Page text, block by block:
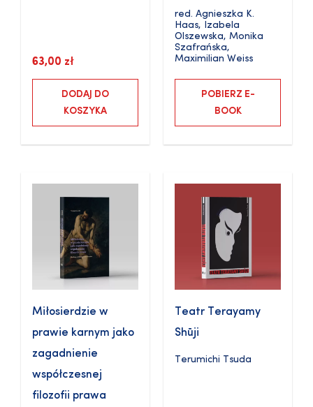
63,00 zł
DODAJ DO
KOSZYKA
red. Agnieszka K.
Haas, Izabela
Olszewska, Monika
Szafrańska,
Maximilian Weiss
POBIERZ E-
BOOK
Miłosierdzie w
prawie karnym jako
zagadnienie
współczesnej
filozofii prawa
Teatr Terayamy
Shūji
Terumichi Tsuda